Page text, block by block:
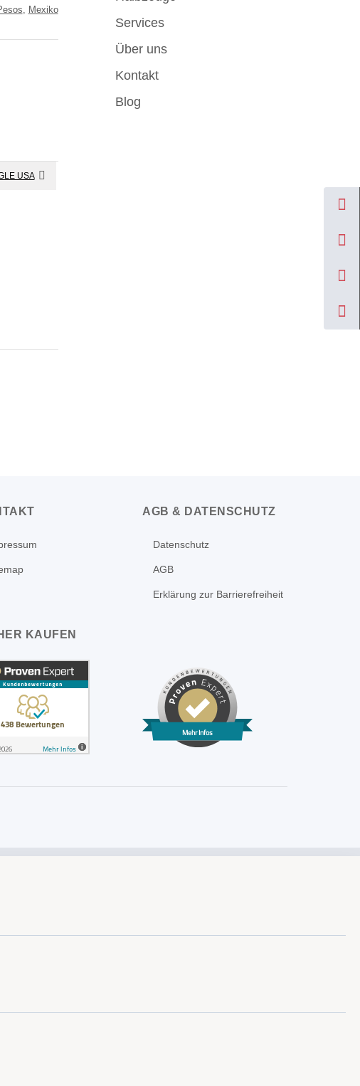
, Mexiko
USA
Services
Über uns
Kontakt
Blog
AGB & DATENSCHUTZ
Datenschutz
AGB
Erklärung zur Barrierefreiheit
KAUFEN
Mehr Infos